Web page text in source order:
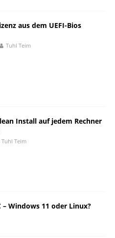
aus dem UEFI-Bios
Tuhl Teim
Install auf jedem Rechner
Tuhl Teim
– Windows 11 oder Linux?